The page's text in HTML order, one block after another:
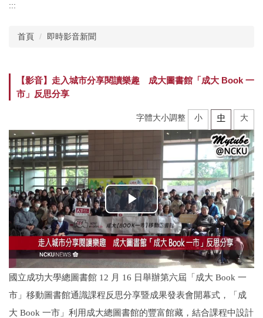
:::
首頁 即時影音新聞
【影音】走入城市分享閱讀樂趣 成大圖書館「成大 Book 一
市」反思分享
字體大小調整 小 中 大
國立成功大學總圖書館 12 月 16 日舉辦第六屆「成大 Book 一
市」移動圖書館通識課程反思分享暨成果發表會開幕式，「成
大 Book 一市」利用成大總圖書館的豐富館藏，結合課程中設計